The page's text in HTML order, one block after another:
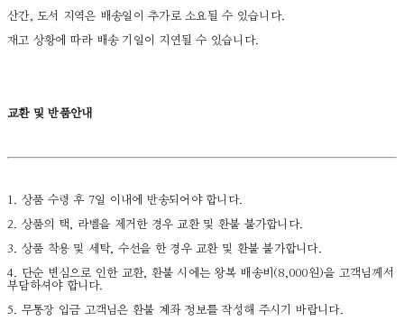
산간, 도서 지역은 배송일이 추가로 소요될 수 있습니다.
재고 상황에 따라 배송 기일이 지연될 수 있습니다.
교환 및 반품안내
1. 상품 수령 후 7일 이내에 반송되어야 합니다.
2. 상품의 택, 라벨을 제거한 경우 교환 및 환불 불가합니다.
3. 상품 착용 및 세탁, 수선을 한 경우 교환 및 환불 불가합니다.
4. 단순 변심으로 인한 교환, 환불 시에는 왕복 배송비(8,000원)을 고객님께서
부담하셔야 합니다.
5. 무통장 입금 고객님은 환불 계좌 정보를 작성해 주시기 바랍니다.